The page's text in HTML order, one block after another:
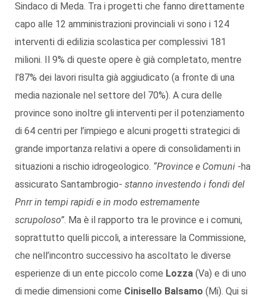
Sindaco di Meda. Tra i progetti che fanno direttamente
capo alle 12 amministrazioni provinciali vi sono i 124
interventi di edilizia scolastica per complessivi 181
milioni. Il 9% di queste opere è già completato, mentre
l’87% dei lavori risulta già aggiudicato (a fronte di una
media nazionale nel settore del 70%). A cura delle
province sono inoltre gli interventi per il potenziamento
di 64 centri per l’impiego e alcuni progetti strategici di
grande importanza relativi a opere di consolidamenti in
situazioni a rischio idrogeologico. “Province e Comuni -ha
assicurato Santambrogio- stanno investendo i fondi del
Pnrr in tempi rapidi e in modo estremamente
scrupoloso”. Ma è il rapporto tra le province e i comuni,
soprattutto quelli piccoli, a interessare la Commissione,
che nell’incontro successivo ha ascoltato le diverse
esperienze di un ente piccolo come Lozza (Va) e di uno
di medie dimensioni come Cinisello Balsamo (Mi). Qui si